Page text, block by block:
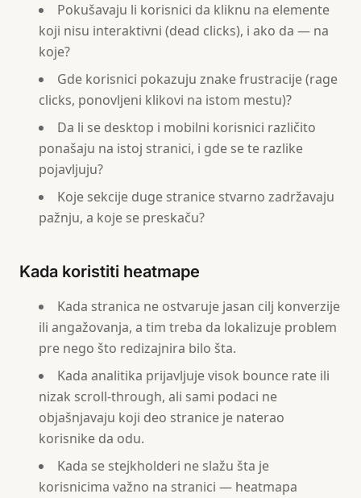
Pokušavaju li korisnici da kliknu na elemente
koji nisu interaktivni (dead clicks), i ako da — na
koje?
Gde korisnici pokazuju znake frustracije (rage
clicks, ponovljeni klikovi na istom mestu)?
Da li se desktop i mobilni korisnici različito
ponašaju na istoj stranici, i gde se te razlike
pojavljuju?
Koje sekcije duge stranice stvarno zadržavaju
pažnju, a koje se preskaču?
Kada koristiti heatmape
Kada stranica ne ostvaruje jasan cilj konverzije
ili angažovanja, a tim treba da lokalizuje problem
pre nego što redizajnira bilo šta.
Kada analitika prijavljuje visok bounce rate ili
nizak scroll-through, ali sami podaci ne
objašnjavaju koji deo stranice je naterao
korisnike da odu.
Kada se stejkholderi ne slažu šta je
korisnicima važno na stranici — heatmapa